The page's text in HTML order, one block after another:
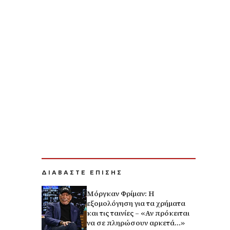
ΔΙΑΒΑΣΤΕ ΕΠΙΣΗΣ
Μόργκαν Φρίμαν: Η
εξομολόγηση για τα χρήματα
και τις ταινίες – «Αν πρόκειται
να σε πληρώσουν αρκετά…»